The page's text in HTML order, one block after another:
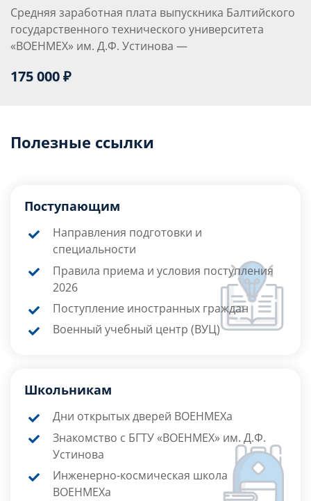
Средняя заработная плата выпускника Балтийского
государственного технического университета
«ВОЕНМЕХ» им. Д.Ф. Устинова —
175 000 ₽
Полезные ссылки
Поступающим
Направления подготовки и
специальности
Правила приема и условия поступления
2026
Поступление иностранных граждан
Военный учебный центр (ВУЦ)
Школьникам
Дни открытых дверей ВОЕНМЕХа
Знакомство с БГТУ «ВОЕНМЕХ» им. Д.Ф.
Устинова
Инженерно-космическая школа
ВОЕНМЕХа